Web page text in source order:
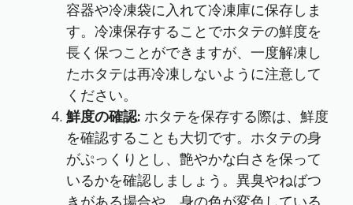
容器や冷凍袋に入れて冷凍庫に保存しま
す。冷凍保存することでホタテの鮮度を
長く保つことができますが、一度解凍し
たホタテは再冷凍しないように注意して
ください。
鮮度の確認: ホタテを保存する際は、鮮度
を確認することも大切です。ホタテの身
がぷっくりとし、艶やかな白さを保って
いるかを確認しましょう。異臭やねばつ